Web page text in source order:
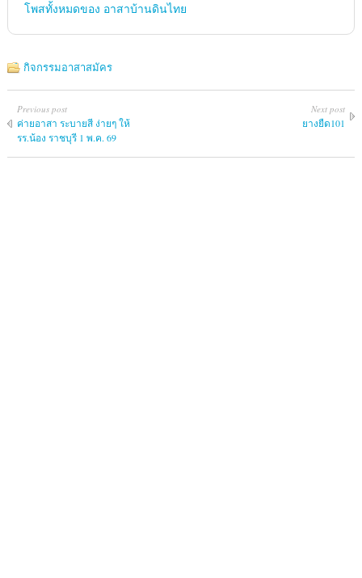
โพสทั้งหมดของ อาสาบ้านดินไทย
กิจกรรมอาสาสมัคร
Previous post
ค่ายอาสา​ ระบายสี​ ง่ายๆ​ ให้​
รร.น้อง​ ราชบุรี 1 พ.ค.​ 69
Next post
ยางยืด101